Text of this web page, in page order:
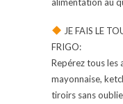
JE FAIS LE
FRIGO:
Repérez tous les
mayonnaise,
tiroirs sans